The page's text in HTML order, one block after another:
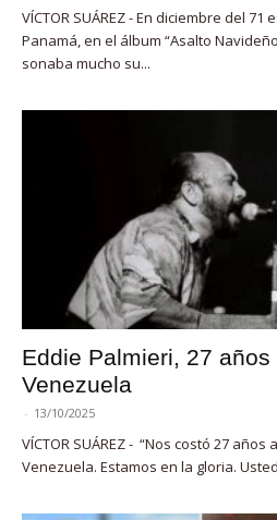
VÍCTOR SUÁREZ - En diciembre del
Panamá, en el álbum “Asalto
sonaba mucho su...
Eddie Palmieri, 27 años
Venezuela
- 13/10/2025
VÍCTOR SUÁREZ - “Nos costó 27
Venezuela. Estamos en la gloria.